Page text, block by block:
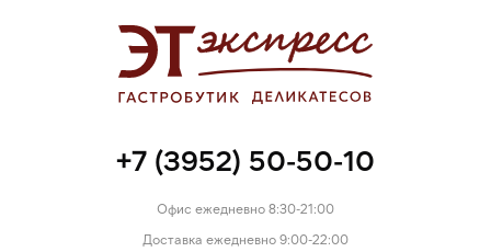
+7 (3952) 50-50-10
Офис ежедневно 8:30-21:00
Доставка ежедневно 9:00-22:00